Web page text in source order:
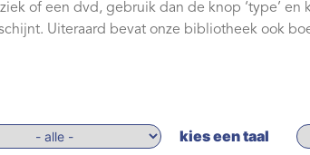
of een dvd, gebruik dan de knop ‘type’
Uiteraard bevat onze bibliotheek ook
kies een taal